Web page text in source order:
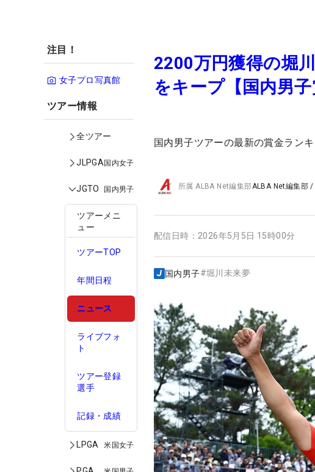
注目！
女子プロ写真館
ツアー情報
全ツアー
JLPGA国内女子
JGTO 国内男子
ツアーメニ
ュー
ツアーTOP
年間日程
ニュース
ライブフォ
ト
ツアー登録
選手
記録・成績
LPGA 米国女子
2200万円獲得の堀
をキープ【国内男子
国内男子ツアーの最新の賞金ランキ
所属ALBA Net編集部ALBA Net編集部
配信日時： 2026年5月5日 15時00分
国内男子#堀川未来夢